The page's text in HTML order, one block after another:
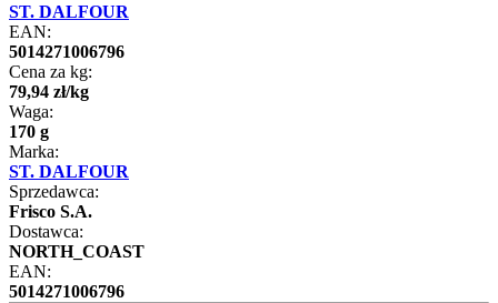
ST. DALFOUR
EAN:
5014271006796
Cena za kg:
79,94 zł/kg
Waga:
170 g
Marka:
ST. DALFOUR
Sprzedawca:
Frisco S.A.
Dostawca:
NORTH_COAST
EAN:
5014271006796